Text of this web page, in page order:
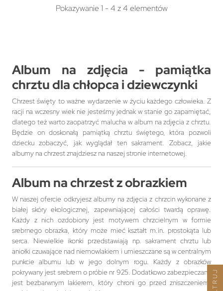
Pokazywanie 1 - 4 z 4 elementów
Album na zdjęcia - pamiątka
chrztu dla chłopca i dziewczynki
Chrzest święty to ważne wydarzenie w życiu każdego człowieka. Z
racji na wczesny wiek nie jesteśmy jednak w stanie go zapamiętać,
dlatego też warto zaopatrzyć malucha w album na zdjęcia z chrztu.
Będzie on doskonałą pamiątką chrztu świętego, która pozwoli
dziecku zobaczyć, jak wyglądał ten sakrament. Zobacz, jakie
albumy na chrzest znajdziesz na naszej stronie internetowej.
Album na chrzest z obrazkiem
W naszej ofercie odkryjesz albumy na zdjęcia z chrzcin wykonane z
białej skóry ekologicznej, zapewniającej całości twardą oprawę.
Każdy z nich ozdobiony jest motywem chrzcielnym w formie
srebrnego obrazka, który może mieć kształt m.in. prostokąta lub
serca. Niewielkie ikonki przedstawiają np. sakrament chrztu lub
aniołki czuwające nad niemowlakiem i umieszczane są w centralnym
punkcie albumu lub w jego dolnym rogu. Każdy z obrazków
pokrywany jest srebrem o próbie nr 925. Dodatkowo zabezpieczany
jest bezbarwnym lakierem, który chroni go przed zniszczeniem,